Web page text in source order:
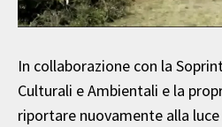
In collaborazione con la
Culturali e Ambientali e la
riportare nuovamente alla